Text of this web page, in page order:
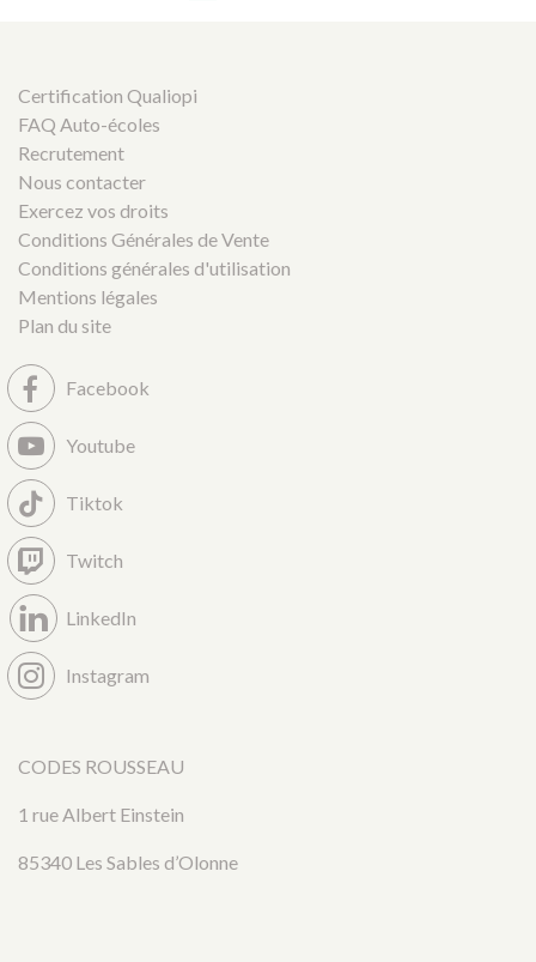
Certification Qualiopi
FAQ Auto-écoles
Recrutement
Nous contacter
Exercez vos droits
Conditions Générales de Vente
Conditions générales d'utilisation
Mentions légales
Plan du site
Facebook
Youtube
Tiktok
Twitch
LinkedIn
Instagram
CODES ROUSSEAU
1 rue Albert Einstein
85340 Les Sables d’Olonne